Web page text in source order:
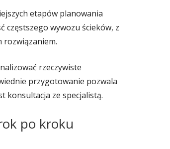
etapów planowania
częstszego wywozu ścieków, z
rozwiązaniem.
rzeczywiste
przygotowanie pozwala
konsultacja ze specjalistą.
po kroku